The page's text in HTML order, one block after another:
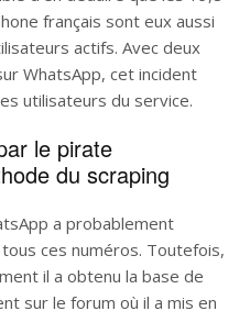
français sont eux aussi
actifs. Avec deux
WhatsApp, cet incident
utilisateurs du service.
le pirate
du scraping
a probablement
ces numéros. Toutefois,
il a obtenu la base de
sur le forum où il a mis en